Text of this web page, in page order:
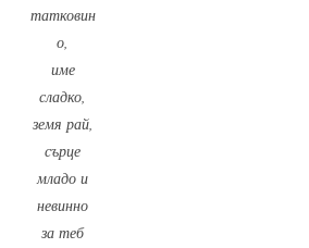
татковин
о,
име
сладко,
земя рай,
сърце
младо и
невинно
за теб